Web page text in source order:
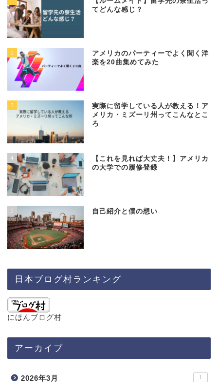
てどんな感じ？
2
アメリカのパーティーでよく聞く洋
楽を20曲集めてみた
3
実際に留学している人が教える！ア
メリカ・ミズーリ州ってこんなとこ
ろ
4
【これを見れば大丈夫！】アメリカ
の大学での履修登録
5 自己紹介と僕の想い
日本ブログ村ランキング
にほんブログ村
アーカイブ
2026年3月 1